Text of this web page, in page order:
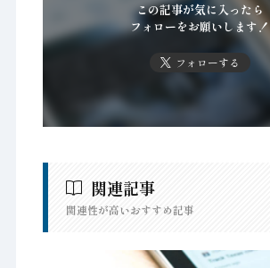
この記事が気に入ったら
フォローをお願いします！
フォローする
関連記事
関連性が高いおすすめ記事